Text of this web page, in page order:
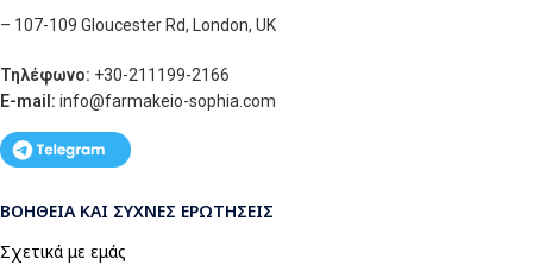
– 107-109 Gloucester Rd, London, UK
Τηλέφωνο: +30-211199-2166
E-mail: info@farmakeio-sophia.com
ΒΟΉΘΕΙΑ ΚΑΙ ΣΥΧΝΈΣ ΕΡΩΤΉΣΕΙΣ
Σχετικά με εμάς